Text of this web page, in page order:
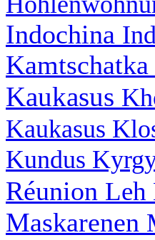
Indochina
Kamtschatka
Kaukasus
Kaukasus
Kundus
Réunion Leh
Maskarenen